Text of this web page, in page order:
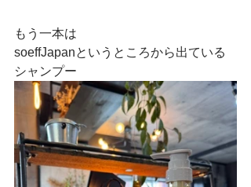
もう一本は
soeffJapanというところから出ている
シャンプー